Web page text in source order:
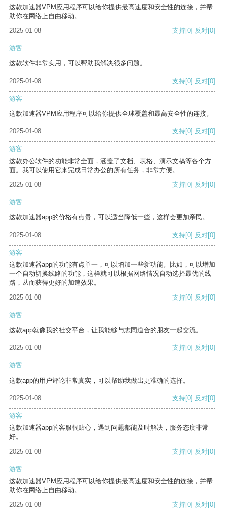
这款加速器VPM应用程序可以给你提供最高速度和安全性的连接，并帮
助你在网络上自由移动。
2025-01-08
支持[0] 反对[0]
游客
这款软件非常实用，可以帮助我解决很多问题。
2025-01-08 支持[0] 反对[0]
游客
这款加速器VPM应用程序可以给你提供全球覆盖和最高安全性的连接。
2025-01-08 支持[0] 反对[0]
游客
这款办公软件的功能非常全面，涵盖了文档、表格、演示文稿等各个方
面。我可以使用它来完成日常办公的所有任务，非常方便。
2025-01-08
支持[0] 反对[0]
游客
这款加速器app的价格有点贵，可以适当降低一些，这样会更加亲民。
2025-01-08 支持[0] 反对[0]
游客
这款加速器app的功能有点单一，可以增加一些新功能。比如，可以增加
一个自动切换线路的功能，这样就可以根据网络情况自动选择最优的线
路，从而获得更好的加速效果。
2025-01-08
支持[0] 反对[0]
游客
这款app就像我的社交平台，让我能够与志同道合的朋友一起交流。
2025-01-08 支持[0] 反对[0]
游客
这款app的用户评论非常真实，可以帮助我做出更准确的选择。
2025-01-08 支持[0] 反对[0]
游客
这款加速器app的客服很贴心，遇到问题都能及时解决，服务态度非常
好。
2025-01-08
支持[0] 反对[0]
游客
这款加速器VPM应用程序可以给你提供最高速度和安全性的连接，并帮
助你在网络上自由移动。
2025-01-08
支持[0] 反对[0]